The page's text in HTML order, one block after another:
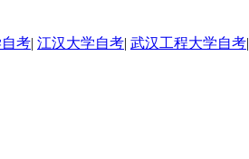
考| 江汉大学自考| 武汉工程大学自考|